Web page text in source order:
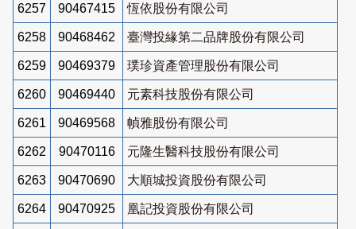
6257 90467415 恆依股份有限公司
6258 90468462 臺灣投緣第二品牌股份有限公司
6259 90469379 璞珍資產管理股份有限公司
6260 90469440 元素科技股份有限公司
6261 90469568 幀雅股份有限公司
6262 90470116 元隆生醫科技股份有限公司
6263 90470690 大順城投資股份有限公司
6264 90470925 凰記投資股份有限公司